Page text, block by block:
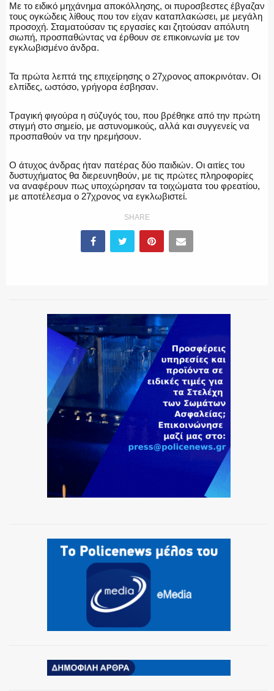
Η ΦΩΝΗ ΣΟΥ
ΟΜΑΔΕΣ ΕΛ.ΑΣ.
Με το ειδικό μηχάνημα αποκόλλησης, οι πυροσβεστες έβγαζαν
τους ογκώδεις λίθους που τον είχαν καταπλακώσει, με μεγάλη
προσοχή. Σταματούσαν τις εργασίες και ζητούσαν απόλυτη
σιωπή, προσπαθώντας να έρθουν σε επικοινωνία με τον
εγκλωβισμένο άνδρα.
Τα πρώτα λεπτά της επιχείρησης ο 27χρονος αποκρινόταν. Οι
ελπίδες, ωστόσο, γρήγορα έσβησαν.
Τραγική φιγούρα η σύζυγός του, που βρέθηκε από την πρώτη
στιγμή στο σημείο, με αστυνομικούς, αλλά και συγγενείς να
προσπαθούν να την ηρεμήσουν.
Ο άτυχος άνδρας ήταν πατέρας δύο παιδιών. Οι αιτίες του
δυστυχήματος θα διερευνηθούν, με τις πρώτες πληροφορίες
να αναφέρουν πως υποχώρησαν τα τοιχώματα του φρεατίου,
με αποτέλεσμα ο 27χρονος να εγκλωβιστεί.
SHARE